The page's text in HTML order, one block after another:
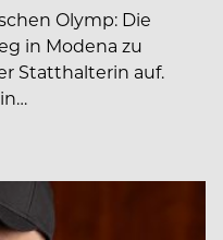
Olymp: Die
in Modena zu
Statthalterin auf.